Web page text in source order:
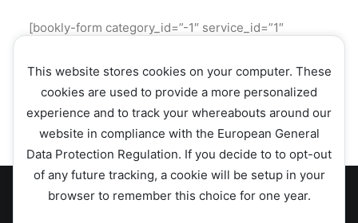
[bookly-form category_id=”-1″ service_id=”1″
hide=”categories,services,date,week_days,time_range”]
This website stores cookies on your computer. These
cookies are used to provide a more personalized
experience and to track your whereabouts around our
website in compliance with the European General
Data Protection Regulation. If you decide to to opt-out
of any future tracking, a cookie will be setup in your
browser to remember this choice for one year.